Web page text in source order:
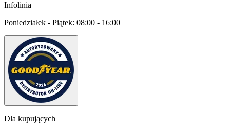
Infolinia
Poniedziałek - Piątek: 08:00 - 16:00
Dla kupujących